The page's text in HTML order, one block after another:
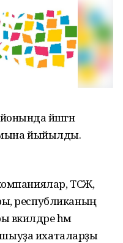
йәшәгән
йыйылды.
ТСЖ,
республиканың
һәм
ихаталарҙы